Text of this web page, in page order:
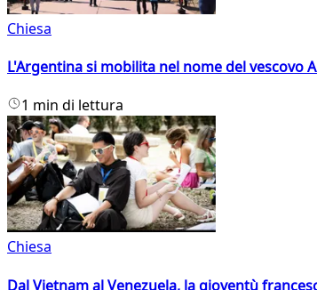
Chiesa
L'Argentina si mobilita nel nome del vescovo
1 min di lettura
Chiesa
Dal Vietnam al Venezuela, la gioventù